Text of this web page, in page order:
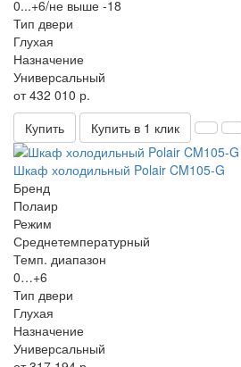
0...+6/не выше -18
Тип двери
Глухая
Назначение
Универсальный
от 432 010 р.
Купить
Купить в 1 клик
Шкаф холодильный Polair CM105-G
Бренд
Полаир
Режим
Среднетемпературный
Темп. диапазон
0…+6
Тип двери
Глухая
Назначение
Универсальный